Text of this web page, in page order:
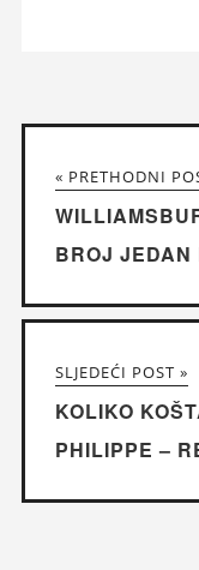
« PRETHODNI
BROJ JEDAN
SLJEDEĆI POST »
KOLIKO
PHILIPPE –